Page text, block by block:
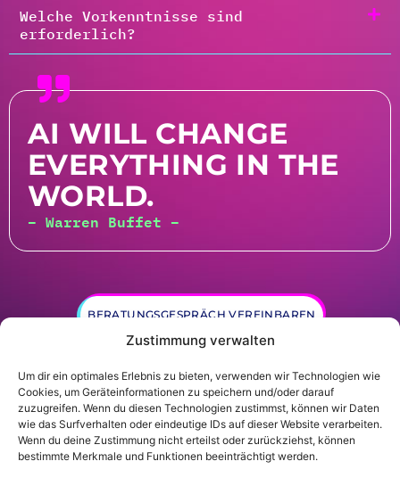
Zustimmung verwalten
Um dir ein optimales Erlebnis zu bieten, verwenden wir Technologien wie
Cookies, um Geräteinformationen zu speichern und/oder darauf
zuzugreifen. Wenn du diesen Technologien zustimmst, können wir Daten
wie das Surfverhalten oder eindeutige IDs auf dieser Website verarbeiten.
Wenn du deine Zustimmung nicht erteilst oder zurückziehst, können
bestimmte Merkmale und Funktionen beeinträchtigt werden.
Welche Vorkenntnisse sind
erforderlich?
AI WILL CHANGE
EVERYTHING IN THE
WORLD.
– Warren Buffet –
BERATUNGSGESPRÄCH VEREINBAREN
© Gründer.de GmbH |Datenschutz|Impressum